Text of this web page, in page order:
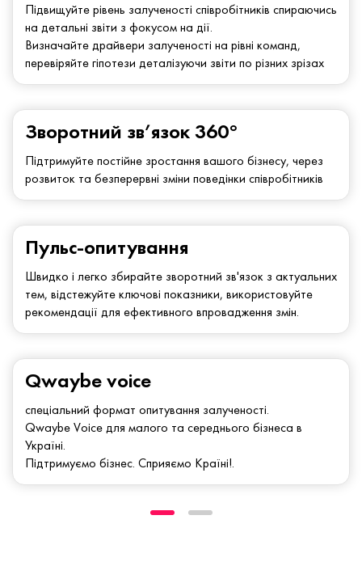
Підвищуйте рівень залученості співробітників спираючись
на детальні звіти з фокусом на дії.
Визначайте драйвери залученості на рівні команд,
перевіряйте гіпотези деталізуючи звіти по різних зрізах
Зворотний зв’язок 360°
Підтримуйте постійне зростання вашого бізнесу, через
розвиток та безперервні зміни поведінки співробітників
Qwaybe voice
спеціальний формат опитування залученості.
Qwaybe Voice для малого та середнього бізнеса в
Україні.
Підтримуємо бізнес. Сприяємо Країні!.
Пульс-опитування
Швидко і легко збирайте зворотний зв'язок з актуальних
тем, відстежуйте ключові показники, використовуйте
рекомендації для ефективного впровадження змін.